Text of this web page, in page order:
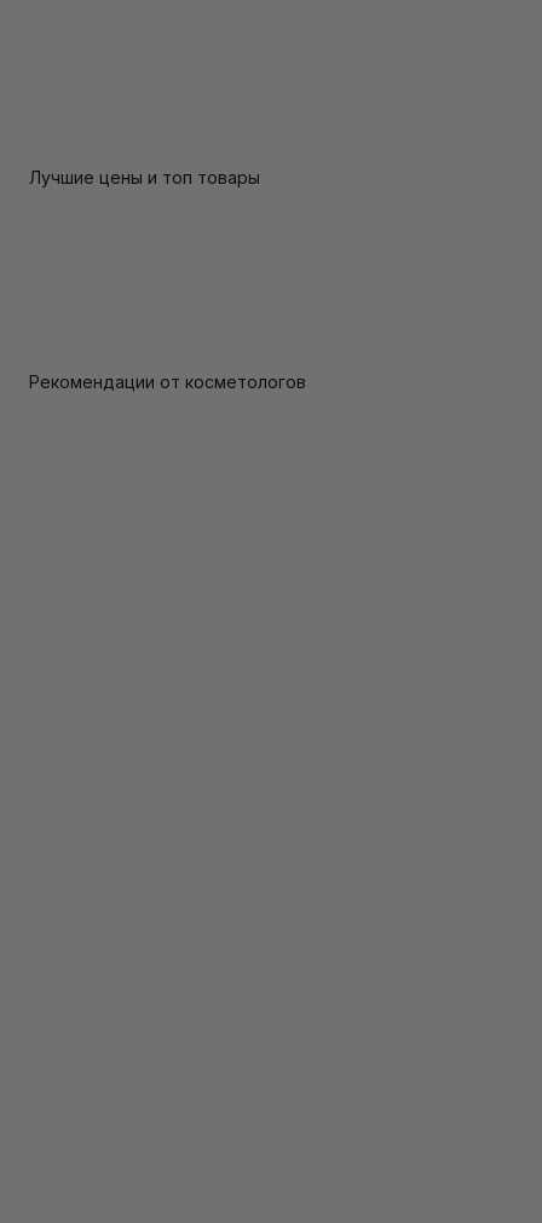
Лучшие цены и топ товары
Рекомендации от косметологов